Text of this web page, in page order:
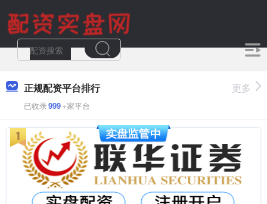
正规配资平台排行
已收录999+家平台
更多